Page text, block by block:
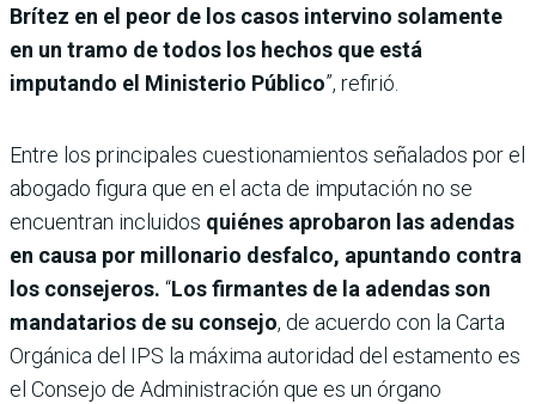
Brítez en el peor de los casos intervino solamente
en un tramo de todos los hechos que está
imputando el Ministerio Público”, refirió.
Entre los principales cuestionamientos señalados por el
abogado figura que en el acta de imputación no se
encuentran incluidos quiénes aprobaron las adendas
en causa por millonario desfalco, apuntando contra
los consejeros. “Los firmantes de la adendas son
mandatarios de su consejo, de acuerdo con la Carta
Orgánica del IPS la máxima autoridad del estamento es
el Consejo de Administración que es un órgano